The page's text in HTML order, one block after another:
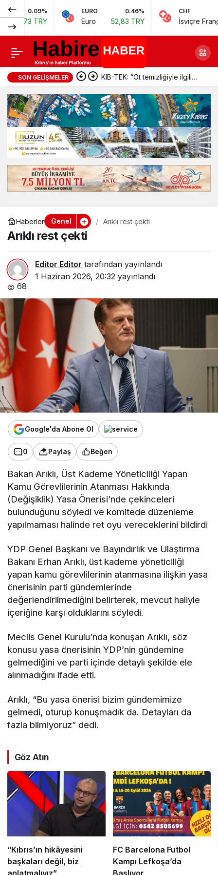
0.09%
TRY
EURO 0.46%
Euro 52,83 TRY
CHF
İsviçre Frangı
SON GELIŞMELER KIB-TEK: “Ot temizliğiyle ilgili
iddialar doğru değil”
Haberler Genel Arıklı rest çekti
Arıklı rest çekti
Editor Editor tarafından yayınlandı
1 Haziran 2026, 20:32 yayınlandı
68
Google'da Abone Ol
0 Paylaş Beğen
Bakan Arıklı, Üst Kademe Yöneticiliği Yapan
Kamu Görevlilerinin Atanması Hakkında
(Değişiklik) Yasa Önerisi’nde çekinceleri
bulunduğunu söyledi ve komitede düzenleme
yapılmaması halinde ret oyu vereceklerini bildirdi
YDP Genel Başkanı ve Bayındırlık ve Ulaştırma
Bakanı Erhan Arıklı, üst kademe yöneticiliği
yapan kamu görevlilerinin atanmasına ilişkin yasa
önerisinin parti gündemlerinde
değerlendirilmediğini belirterek, mevcut haliyle
içeriğine karşı olduklarını söyledi.
Meclis Genel Kurulu’nda konuşan Arıklı, söz
konusu yasa önerisinin YDP’nin gündemine
gelmediğini ve parti içinde detaylı şekilde ele
alınmadığını ifade etti.
Arıklı, “Bu yasa önerisi bizim gündemimize
gelmedi, oturup konuşmadık da. Detayları da
fazla bilmiyoruz” dedi.
Göz Atın
“Kıbrıs’ın hikâyesini
başkaları değil, biz
FC Barcelona Futbol
Kampı Lefkoşa’da
Arıklı rest çekti 0